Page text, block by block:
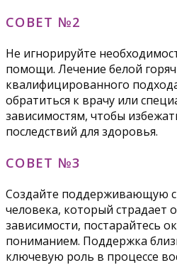
СОВЕТ №2
Не игнорируйте
помощи. Лечение белой
квалифицированного
обратиться к врачу или
зависимостям, чтобы
последствий для здоровья.
СОВЕТ №3
Создайте поддерживающую
человека, который страдает
зависимости, постарайтесь
пониманием. Поддержка
ключевую роль в процессе